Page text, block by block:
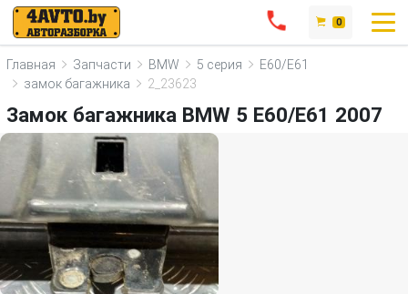
0
Главная Запчасти BMW 5 серия
E60/E61
замок багажника
2_23623
Замок багажника BMW 5 E60/E61 2007